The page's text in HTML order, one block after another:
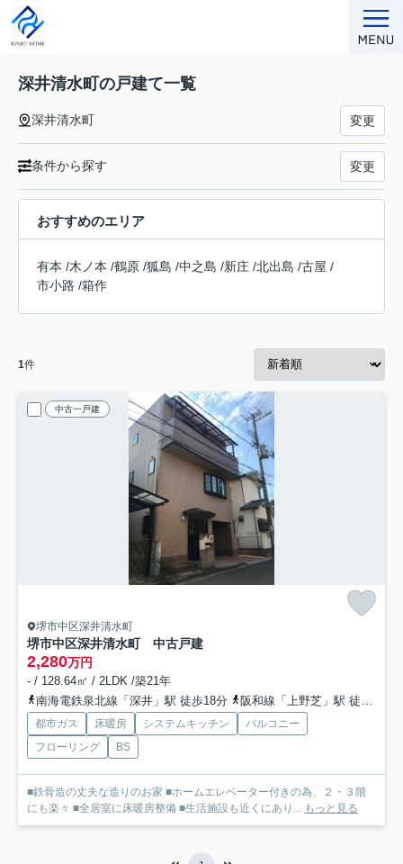
深井清水町の戸建て一覧
深井清水町 変更
条件から探す 変更
おすすめのエリア
有本 /木ノ本 /鶴原 /狐島 /中之島 /新庄 /北出島 /古屋 /
市小路 /箱作
1件
中古一戸建
堺市中区深井清水町
堺市中区深井清水町 中古戸建
2,280万円
- / 128.64㎡ / 2LDK /築21年
南海電鉄泉北線「深井」駅 徒歩18分
阪和線「上野芝」駅 徒歩29分
都市ガス 床暖房 システムキッチン
バルコニー
フローリング
BS
■鉄骨造の丈夫な造りのお家 ■ホームエレベーター付きの為、２・３階
にも楽々 ■全居室に床暖房整備 ■生活施設も近くにあり...
もっと見る